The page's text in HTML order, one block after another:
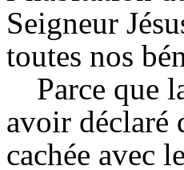
Seigneur
toutes nos
Parce que
avoir déclaré
cachée avec